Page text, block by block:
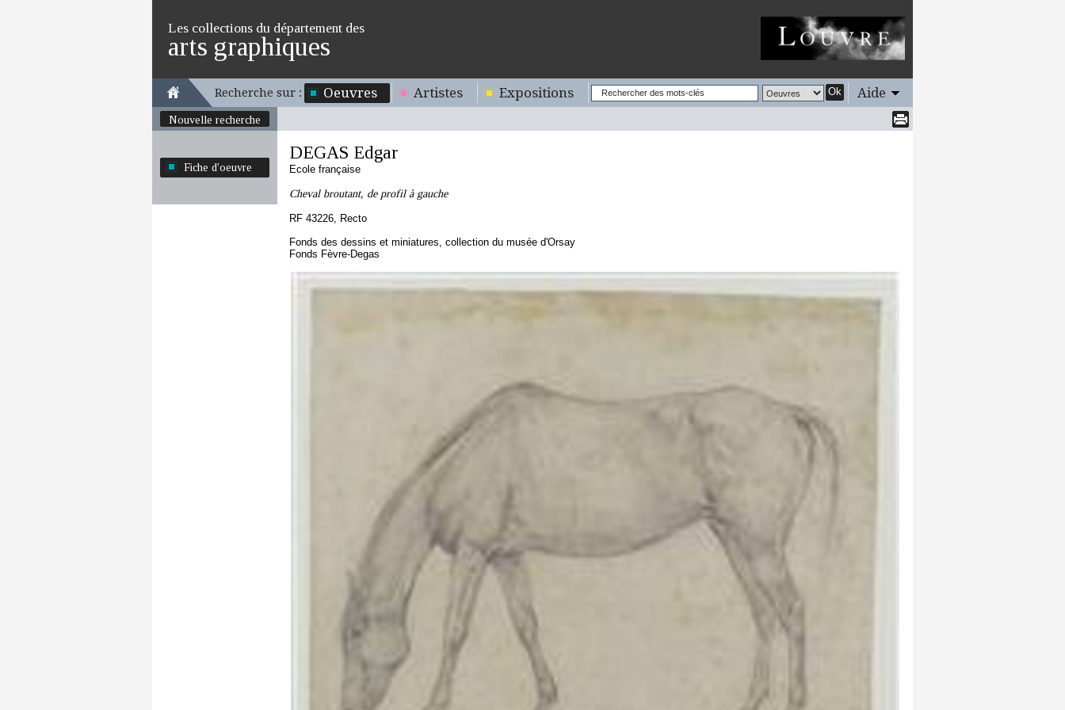
Les collections du département des
arts graphiques
Recherche sur : Oeuvres Artistes Expositions Ok Aide
Nouvelle recherche
Fiche d'oeuvre
DEGAS Edgar
Ecole française
Cheval broutant, de profil à gauche
RF 43226, Recto
Fonds des dessins et miniatures, collection du musée d'Orsay
Fonds Fèvre-Degas